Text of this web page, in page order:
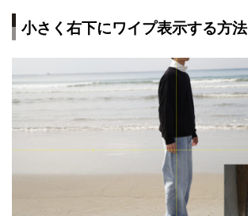
小さく右下にワイプ表示する方法